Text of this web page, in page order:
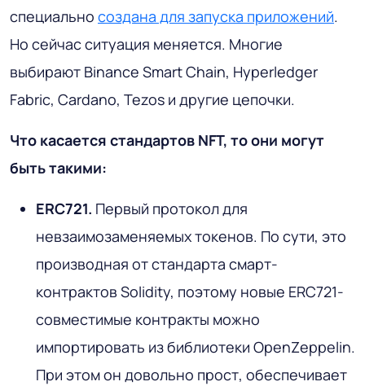
специально создана для запуска приложений.
Но сейчас ситуация меняется. Многие
выбирают Binance Smart Chain, Hyperledger
Fabric, Cardano, Tezos и другие цепочки.
Что касается стандартов NFT, то они могут
быть такими:
ERC721. Первый протокол для
невзаимозаменяемых токенов. По сути, это
производная от стандарта смарт-
контрактов Solidity, поэтому новые ERC721-
совместимые контракты можно
импортировать из библиотеки OpenZeppelin.
При этом он довольно прост, обеспечивает